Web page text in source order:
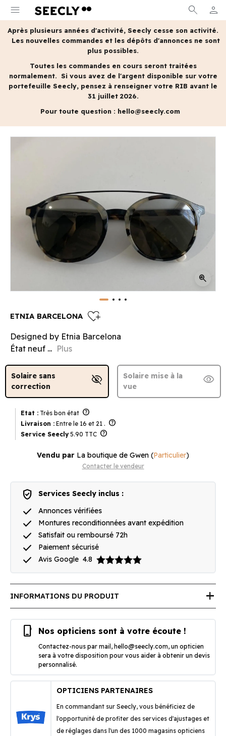
menu search person
MON
Après plusieurs années d'activité, Seecly cesse son activité.
Les nouvelles commandes et les dépôts d'annonces ne sont
plus possibles.
Toutes les commandes en cours seront traitées
normalement. Si vous avez de l'argent disponible sur votre
portefeuille Seecly, pensez à renseigner votre RIB avant le
31 juillet 2026.
Pour toute question : hello@seecly.com
zoom_in
ETNIA BARCELONA heart_plus
Designed by Etnia Barcelona
État neuf ... Plus
Solaire sans
correction
visibility_off
Solaire mise à la
vue
visibility
Etat : Très bon état help
Livraison : Entre le 16 et 21 . help
Service Seecly 5.90 TTC help
Vendu par La boutique de Gwen (Particulier)
Contacter le vendeur
verified_user Services Seecly inclus :
done Annonces vérifiées
done Montures reconditionnées avant expédition
done Satisfait ou remboursé 72h
done Paiement sécurisé
done Avis Google 4.8
INFORMATIONS DU PRODUIT add
phone_iphone Nos opticiens sont à votre écoute !
Contactez-nous par mail, hello@seecly.com, un opticien
sera à votre disposition pour vous aider à obtenir un devis
personnalisé.
OPTICIENS PARTENAIRES
En commandant sur Seecly, vous bénéficiez de
l'opportunité de profiter des services d'ajustages et
de réglages dans l'un des 1000 magasins opticiens